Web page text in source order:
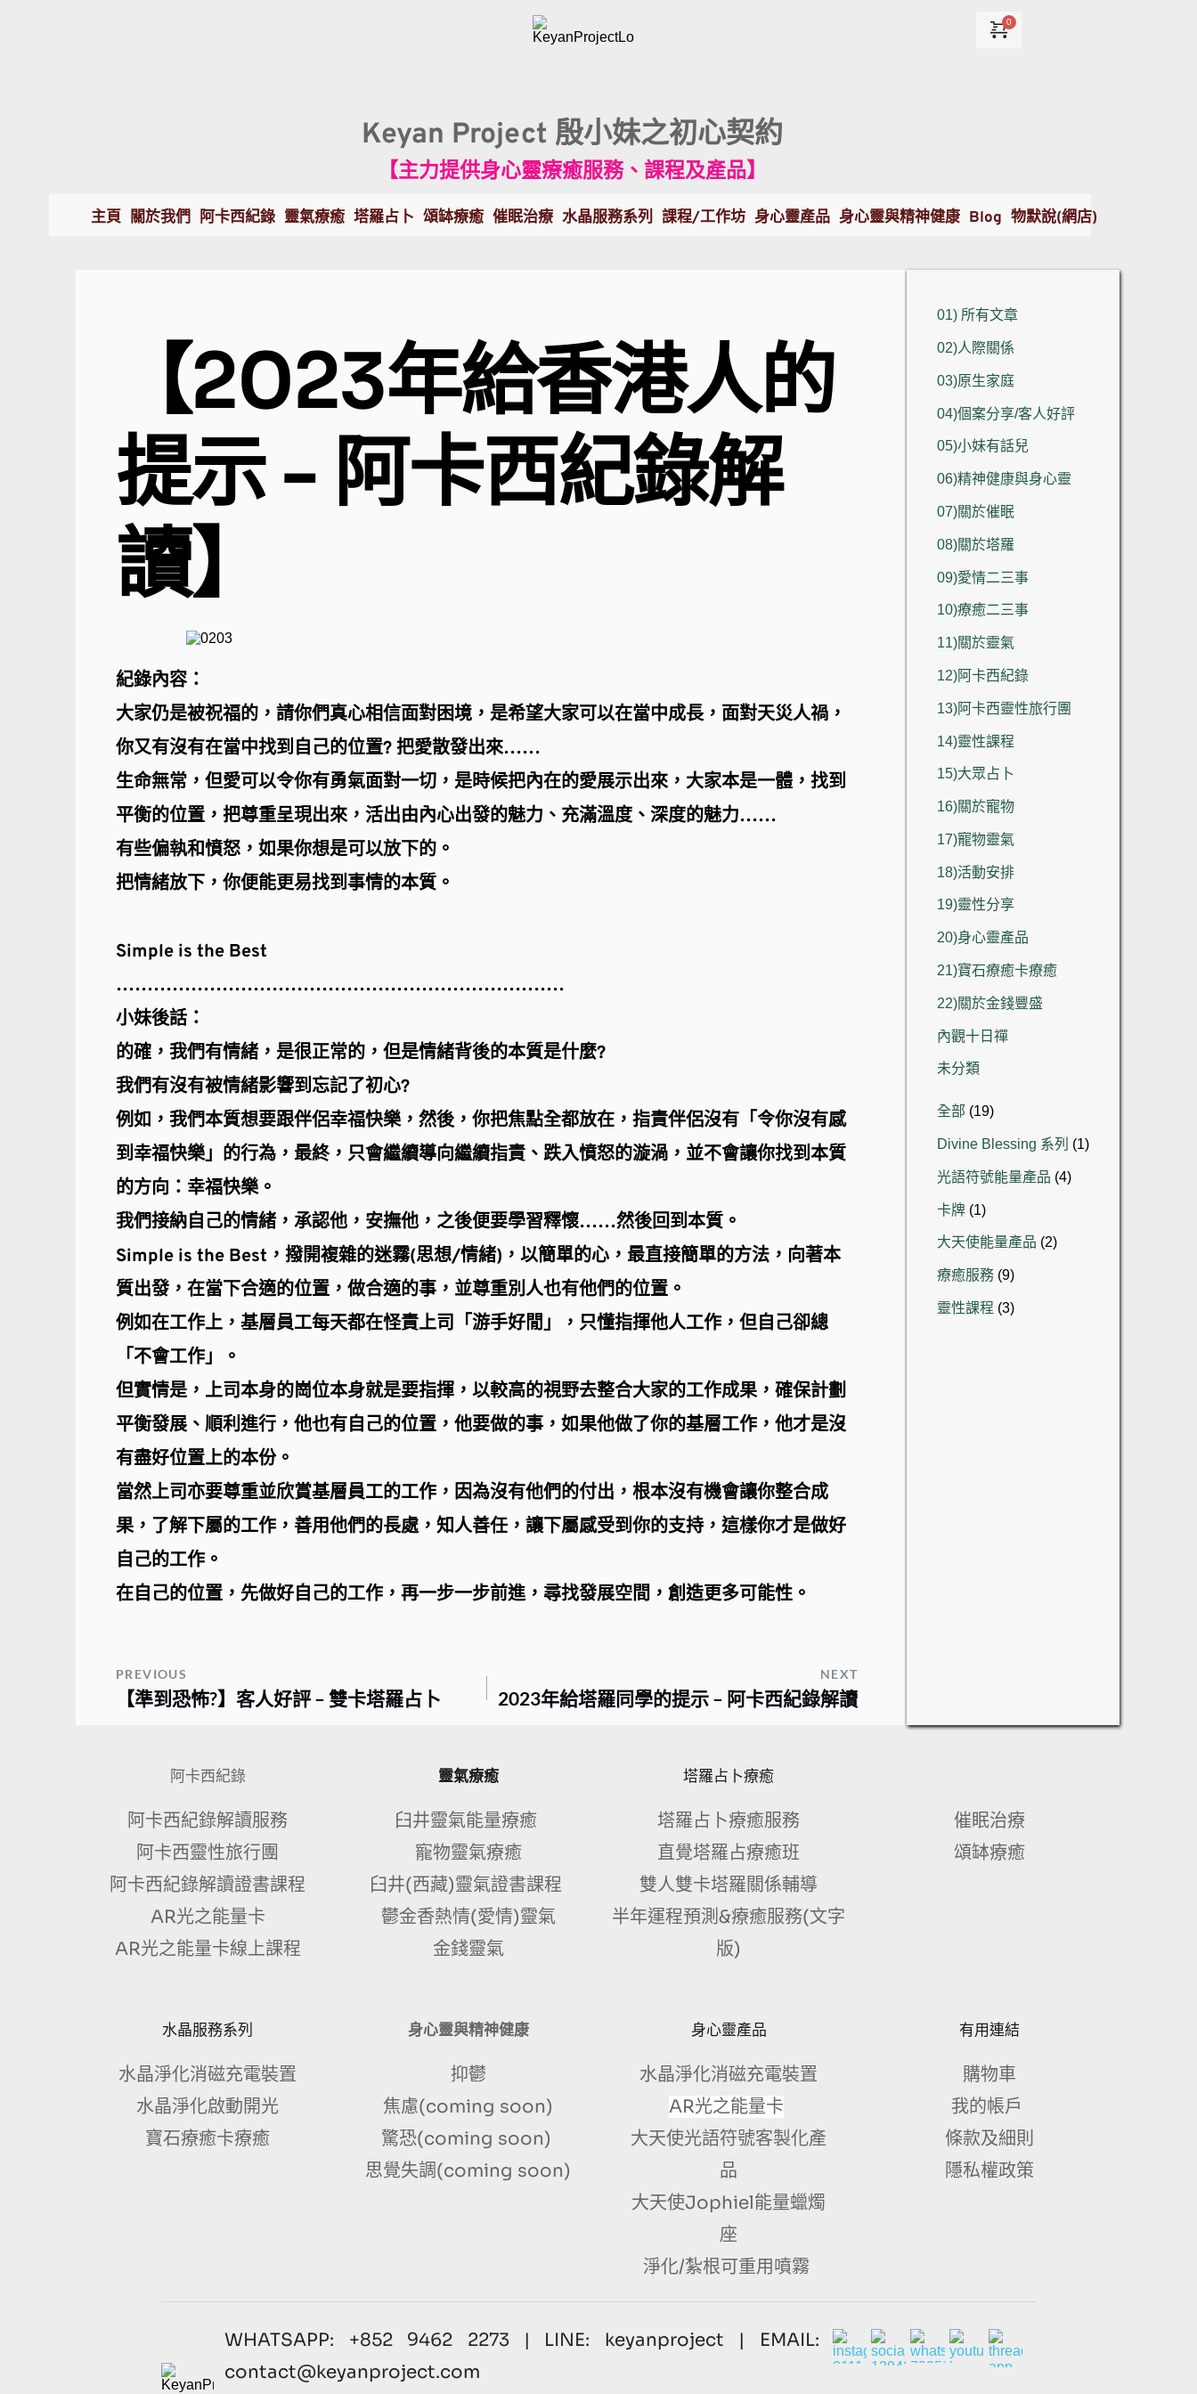
Keyan Project 殷小妹之初心契約
【主力提供身心靈療癒服務、課程及產品】
主頁 關於我們 阿卡西紀錄 靈氣療癒 塔羅占卜 頌缽療癒 催眠治療 水晶服務系列 課程/工作坊 身心靈產品 身心靈與精神健康 Blog 物默說(網店)
【2023年給香港人的
提示 - 阿卡西紀錄解
讀】
紀錄內容：
大家仍是被祝福的，請你們真心相信面對困境，是希望大家可以在當中成長，面對天災人禍，
你又有沒有在當中找到自己的位置? 把愛散發出來……
生命無常，但愛可以令你有勇氣面對一切，是時候把內在的愛展示出來，大家本是一體，找到
平衡的位置，把尊重呈現出來，活出由內心出發的魅力、充滿溫度、深度的魅力……
有些偏執和憤怒，如果你想是可以放下的。
把情緒放下，你便能更易找到事情的本質。
Simple is the Best
………………………………………………………………
小妹後話：
的確，我們有情緒，是很正常的，但是情緒背後的本質是什麼?
我們有沒有被情緒影響到忘記了初心?
例如，我們本質想要跟伴侶幸福快樂，然後，你把焦點全都放在，指責伴侶沒有「令你沒有感
到幸福快樂」的行為，最終，只會繼續導向繼續指責、跌入憤怒的漩渦，並不會讓你找到本質
的方向：幸福快樂。
我們接納自己的情緒，承認他，安撫他，之後便要學習釋懷……然後回到本質。
Simple is the Best，撥開複雜的迷霧(思想/情緒)，以簡單的心，最直接簡單的方法，向著本
質出發，在當下合適的位置，做合適的事，並尊重別人也有他們的位置。
例如在工作上，基層員工每天都在怪責上司「游手好閒」，只懂指揮他人工作，但自己卻總
「不會工作」。
但實情是，上司本身的崗位本身就是要指揮，以較高的視野去整合大家的工作成果，確保計劃
平衡發展、順利進行，他也有自己的位置，他要做的事，如果他做了你的基層工作，他才是沒
有盡好位置上的本份。
當然上司亦要尊重並欣賞基層員工的工作，因為沒有他們的付出，根本沒有機會讓你整合成
果，了解下屬的工作，善用他們的長處，知人善任，讓下屬感受到你的支持，這樣你才是做好
自己的工作。
在自己的位置，先做好自己的工作，再一步一步前進，尋找發展空間，創造更多可能性。
PREVIOUS NEXT
【準到恐怖?】客人好評 – 雙卡塔羅占卜 2023年給塔羅同學的提示 – 阿卡西紀錄解讀
01) 所有文章
02)人際關係
03)原生家庭
04)個案分享/客人好評
05)小妹有話兒
06)精神健康與身心靈
07)關於催眠
08)關於塔羅
09)愛情二三事
10)療癒二三事
11)關於靈氣
12)阿卡西紀錄
13)阿卡西靈性旅行團
14)靈性課程
15)大眾占卜
16)關於寵物
17)寵物靈氣
18)活動安排
19)靈性分享
20)身心靈產品
21)寶石療癒卡療癒
22)關於金錢豐盛
內觀十日禪
未分類
全部 1919
產
品
Divine Blessing 系列 11
光語符號能量產品 44
卡牌 11
產
品
大天使能量產品 22
療癒服務 99
產
靈性課程 33
阿卡西紀錄
阿卡西紀錄解讀服務
阿卡西靈性旅行團
阿卡西紀錄解讀證書課程
AR光之能量卡
AR光之能量卡線上課程
靈氣療癒
臼井靈氣能量療癒
寵物靈氣療癒
臼井(西藏)靈氣證書課程
鬱金香熱情(愛情)靈氣
金錢靈氣
塔羅占卜療癒
塔羅占卜療癒服務
直覺塔羅占療癒班
雙人雙卡塔羅關係輔導
半年運程預測&療癒服務(文字
版)
催眠治療
頌缽療癒
水晶服務系列
水晶淨化消磁充電裝置
水晶淨化啟動開光
寶石療癒卡療癒
身心靈與精神健康
抑鬱
焦慮(coming soon)
驚恐(coming soon)
思覺失調(coming soon)
身心靈產品
水晶淨化消磁充電裝置
AR光之能量卡
大天使光語符號客製化產
品
大天使Jophiel能量蠟燭
座
淨化/紮根可重用噴霧
有用連結
購物車
我的帳戶
條款及細則
隱私權政策
WHATSAPP: +852 9462 2273 | LINE: keyanproject | EMAIL:
contact@keyanproject.com